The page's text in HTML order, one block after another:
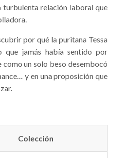
turbulenta relación laboral que
por qué la puritana Tessa
que jamás había sentido por
como un solo beso desembocó
y en una proposición que
Colección